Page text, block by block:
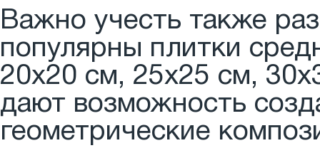
Важно учесть также
популярны плитки
20x20 см, 25x25 см,
дают возможность
геометрические